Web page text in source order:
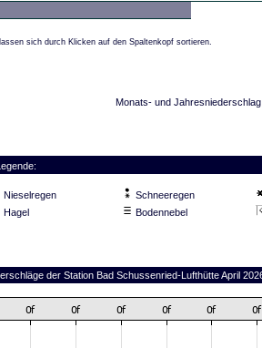
sich durch Klicken auf den Spaltenkopf sortieren.
Monats- und Jahresniederschlag
Nieselregen
Schneeregen
Hagel
Bodennebel
der Station Bad Schussenried-Lufthütte April